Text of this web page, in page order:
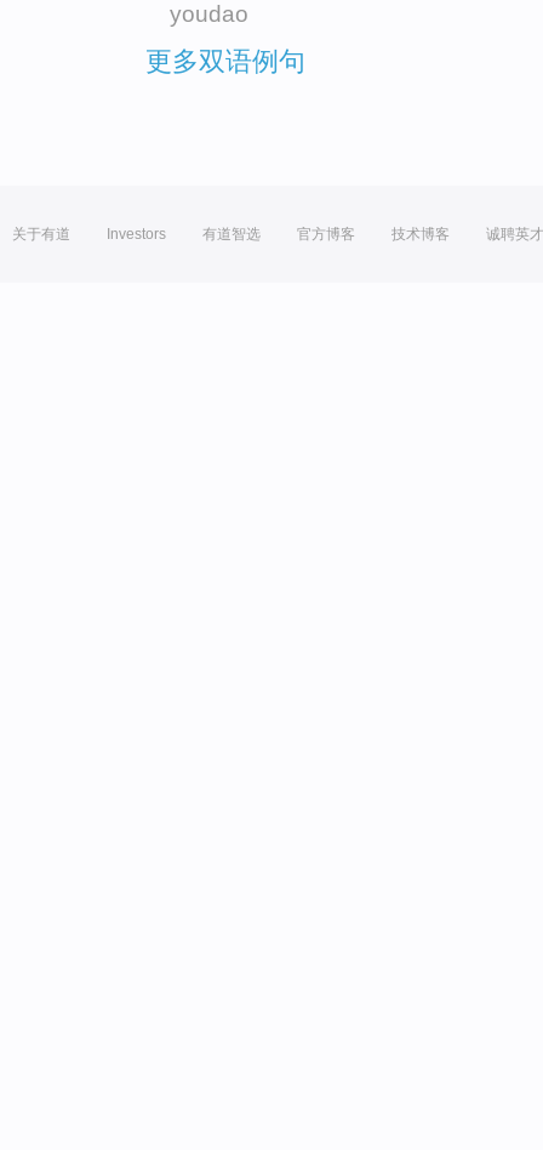
youdao
更多双语例句
关于有道 Investors 有道智选 官方博客 技术博客 诚聘英才